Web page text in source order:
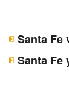
Santa Fe
Santa Fe